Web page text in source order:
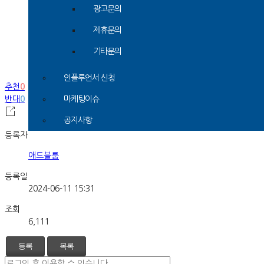
광고문의
제휴문의
기타문의
인플루언서 신청
마케팅이슈
공지사항
추천 0
반대 0
등록자
애드블룸
등록일
2024-06-11 15:31
조회
6,111
등록 목록